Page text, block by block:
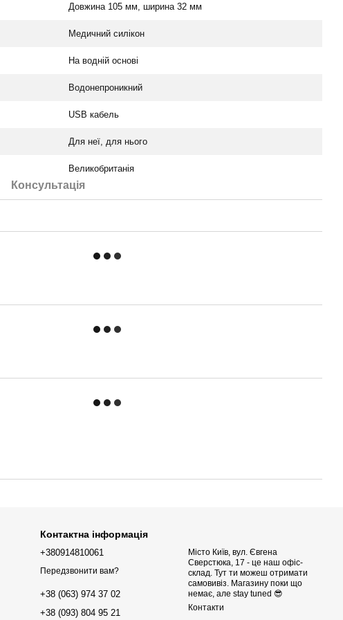
Довжина 105 мм, ширина 32 мм
Медичний силікон
На водній основі
Водонепроникний
USB кабель
Для неї, для нього
Великобританія
Консультація
Контактна інформація
+380914810061
Передзвонити вам?
+38 (063) 974 37 02
+38 (093) 804 95 21
Місто Київ, вул. Євгена
Сверстюка, 17 - це наш офіс-
склад. Тут ти можеш отримати
самовивіз. Магазину поки що
немає, але stay tuned 😎
Контакти